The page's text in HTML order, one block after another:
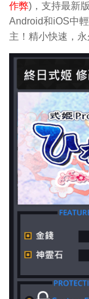
作弊)，支持最新
Android和iOS中
主！精小快速，永